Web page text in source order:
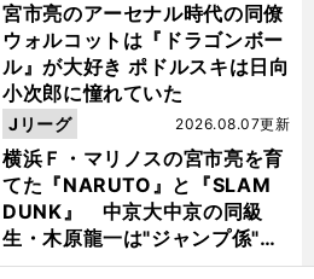
宮市亮のアーセナル時代の同僚
ウォルコットは『ドラゴンボー
ル』が大好き ポドルスキは日向
小次郎に憧れていた
横浜Ｆ・マリノスの宮市亮を育
てた『NARUTO』と『SLAM
DUNK』 中京大中京の同級
生・木原龍一は"ジャンプ係"だ
った
2026.08.07更新
Jリーグ